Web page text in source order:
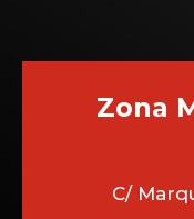
Zona
C/